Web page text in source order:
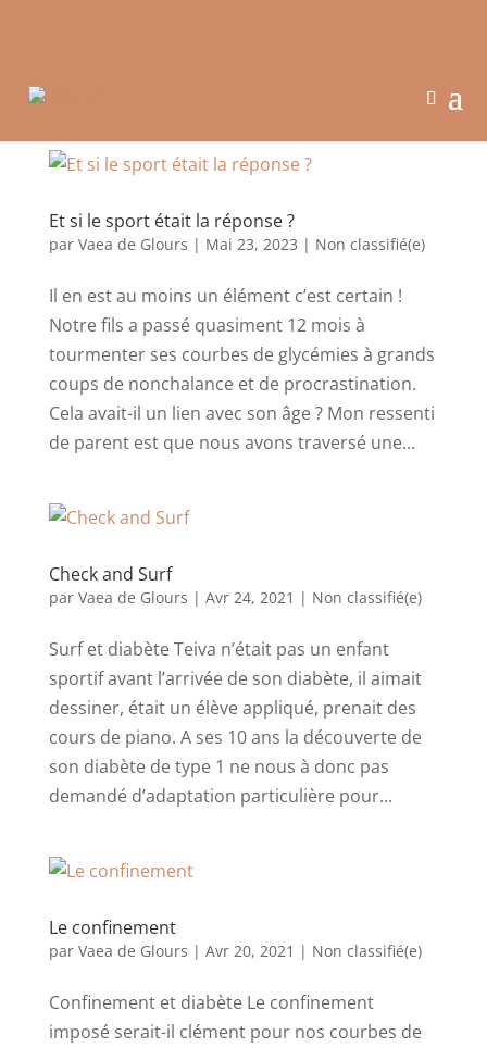
Et si le sport était la réponse ?
par Vaea de Glours | Mai 23, 2023 | Non classifié(e)
Il en est au moins un élément c’est certain !
Notre fils a passé quasiment 12 mois à
tourmenter ses courbes de glycémies à grands
coups de nonchalance et de procrastination.
Cela avait-il un lien avec son âge ? Mon ressenti
de parent est que nous avons traversé une...
Check and Surf
par Vaea de Glours | Avr 24, 2021 | Non classifié(e)
Surf et diabète Teiva n’était pas un enfant
sportif avant l’arrivée de son diabète, il aimait
dessiner, était un élève appliqué, prenait des
cours de piano. A ses 10 ans la découverte de
son diabète de type 1 ne nous à donc pas
demandé d’adaptation particulière pour...
Le confinement
par Vaea de Glours | Avr 20, 2021 | Non classifié(e)
Confinement et diabète Le confinement
imposé serait-il clément pour nos courbes de